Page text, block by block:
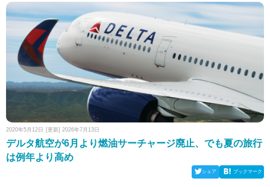
2020年5月12日 [更新] 2026年7月13日
デルタ航空が6月より燃油サーチャージ廃止、でも夏の旅行
は例年より高め
シェア ブックマーク